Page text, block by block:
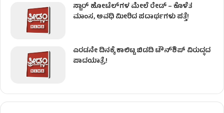
ಸ್ಟಾರ್ ಹೋಟೆಲ್​​​ಗಳ ಮೇಲೆ ರೇಡ್ – ಕೊಳೆತ
ಮಾಂಸ, ಅವಧಿ ಮೀರಿದ ಪದಾರ್ಥಗಳು ಪತ್ತೆ!
ಎರಡನೇ ದಿನಕ್ಕೆ ಕಾಲಿಟ್ಟ ಬಿಡದಿ ಟೌನ್​ಶಿಪ್ ವಿರುದ್ಧದ
ಪಾದಯಾತ್ರೆ!